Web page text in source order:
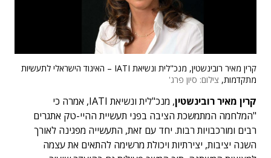
קרין מאיר רובינשטין, מנכ"לית ונשיאת IATI – האיגוד הישראלי לתעשיות
מתקדמות, צילום: סיון פרג'
קרין מאיר רובינשטין
, מנכ"לית ונשיאת IATI, אמרה כי
"המלחמה המתמשכת הציבה בפני תעשיית ההיי-טק אתגרים
רבים ומורכבויות רבות. יחד עם זאת, התעשייה מפגינה לאורך
השנה יציבות, יצירתיות ויכולת מרשימה להתאים את עצמה